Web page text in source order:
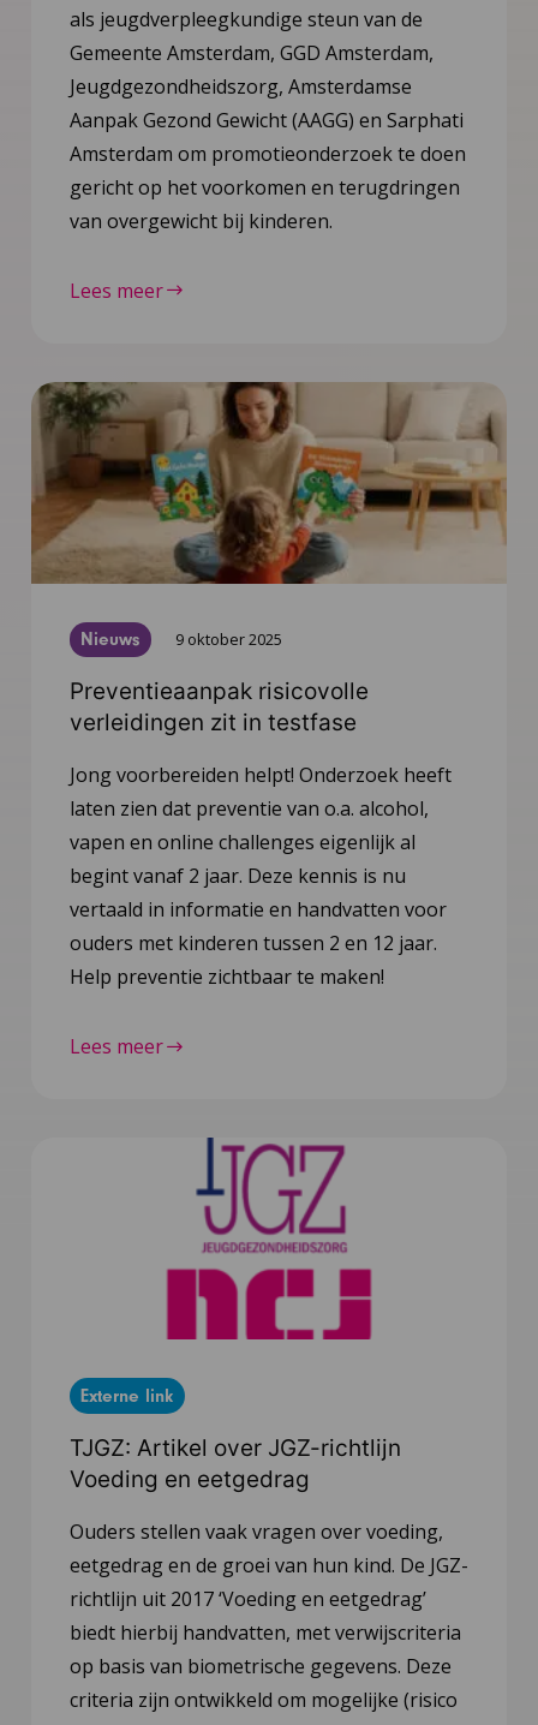
als jeugdverpleegkundige steun van de
Gemeente Amsterdam, GGD Amsterdam,
Jeugdgezondheidszorg, Amsterdamse
Aanpak Gezond Gewicht (AAGG) en Sarphati
Amsterdam om promotieonderzoek te doen
gericht op het voorkomen en terugdringen
van overgewicht bij kinderen.
Lees meer
Nieuws 9 oktober 2025
Preventieaanpak risicovolle
verleidingen zit in testfase
Jong voorbereiden helpt! Onderzoek heeft
laten zien dat preventie van o.a. alcohol,
vapen en online challenges eigenlijk al
begint vanaf 2 jaar. Deze kennis is nu
vertaald in informatie en handvatten voor
ouders met kinderen tussen 2 en 12 jaar.
Help preventie zichtbaar te maken!
Lees meer
Externe link
TJGZ: Artikel over JGZ-richtlijn
Voeding en eetgedrag
Ouders stellen vaak vragen over voeding,
eetgedrag en de groei van hun kind. De JGZ-
richtlijn uit 2017 ‘Voeding en eetgedrag’
biedt hierbij handvatten, met verwijscriteria
op basis van biometrische gegevens. Deze
criteria zijn ontwikkeld om mogelijke (risico